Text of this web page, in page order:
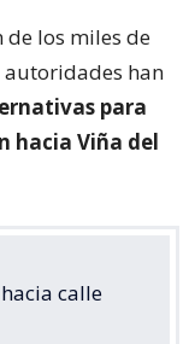
los miles de
han
para
hacia Viña del
calle